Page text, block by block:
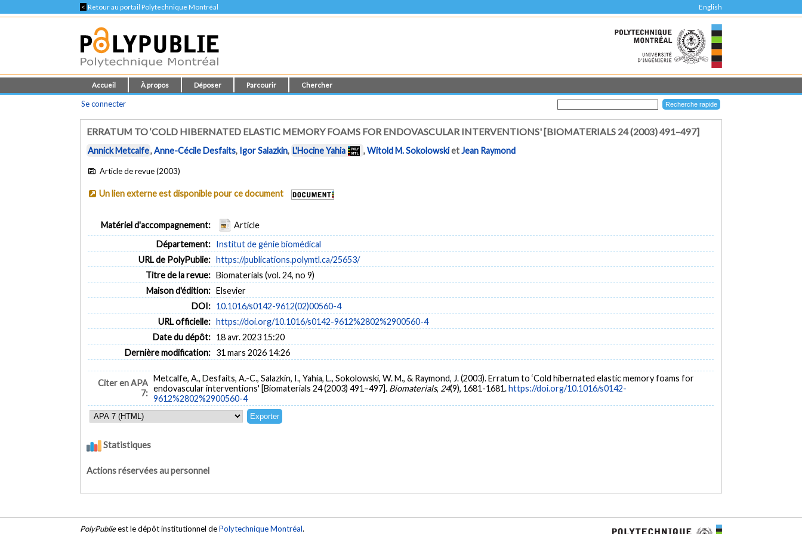
< Retour au portail Polytechnique Montréal English
Accueil À propos Déposer Parcourir Chercher
Se connecter
ERRATUM TO ‘COLD HIBERNATED ELASTIC MEMORY FOAMS FOR ENDOVASCULAR INTERVENTIONS' [BIOMATERIALS 24 (2003) 491–497]
Annick Metcalfe,Anne-Cécile Desfaits, Igor Salazkin, L'Hocine Yahia ,Witold M. SokolowskietJean Raymond
Article de revue (2003)
Un lien externe est disponible pour ce document
Matériel d'accompagnement:
Article
Département: Institut de génie biomédical
URL de PolyPublie: https://publications.polymtl.ca/25653/
Titre de la revue: Biomaterials (vol. 24, no 9)
Maison d'édition: Elsevier
DOI: 10.1016/s0142-9612(02)00560-4
URL officielle: https://doi.org/10.1016/s0142-9612%2802%2900560-4
Date du dépôt: 18 avr. 2023 15:20
Dernière modification: 31 mars 2026 14:26
Citer en APA
7:
Metcalfe, A., Desfaits, A.-C., Salazkin, I., Yahia, L., Sokolowski, W. M., & Raymond, J. (2003). Erratum to ‘Cold hibernated elastic memory foams for
endovascular interventions' [Biomaterials 24 (2003) 491–497]. Biomaterials, 24(9), 1681-1681.https://doi.org/10.1016/s0142-
9612%2802%2900560-4
Statistiques
Actions réservées au personnel
PolyPublieest le dépôt institutionnel dePolytechnique Montréal.